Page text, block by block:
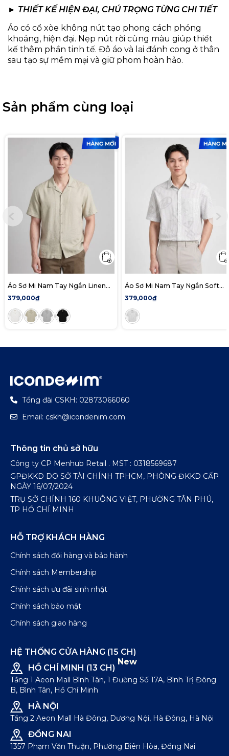
► THIẾT KẾ HIỆN ĐẠI, CHÚ TRỌNG TỪNG CHI TIẾT
Áo có cổ xòe không nút tạo phong cách phóng
khoáng, hiện đại. Nẹp nút rời cùng màu giúp thiết
kế thêm phần tinh tế. Đô áo và lai đánh cong ở thân
sau tạo sự mềm mại và giữ phom hoàn hảo.
Sản phẩm cùng loại
Áo Sơ Mi Nam Tay Ngắn Linen
Cuban Sandrift Form Relaxed
379,000₫
Áo Sơ Mi Nam Tay Ngắn Soft
Mark Form Boxy
379,000₫
Tổng đài CSKH: 02873066060
Email: cskh@icondenim.com
Thông tin chủ sở hữu
Công ty CP Menhub Retail . MST : 0318569687
GPĐKKD DO SỞ TÀI CHÍNH TPHCM, PHÒNG ĐKKD CẤP
NGÀY 16/07/2024
TRỤ SỞ CHÍNH 160 KHUÔNG VIỆT, PHƯỜNG TÂN PHÚ,
TP HỒ CHÍ MINH
HỖ TRỢ KHÁCH HÀNG
Chính sách đổi hàng và bảo hành
Chính sách Membership
Chính sách ưu đãi sinh nhật
Chính sách bảo mật
Chính sách giao hàng
HỆ THỐNG CỬA HÀNG (15 CH)
HỒ CHÍ MINH (13 CH)
New
Tầng 1 Aeon Mall Bình Tân, 1 Đường Số 17A, Bình Trị Đông
B, Bình Tân, Hồ Chí Minh
HÀ NỘI
Tầng 2 Aeon Mall Hà Đông, Dương Nội, Hà Đông, Hà Nội
ĐỒNG NAI
1357 Phạm Văn Thuận, Phường Biên Hòa, Đồng Nai